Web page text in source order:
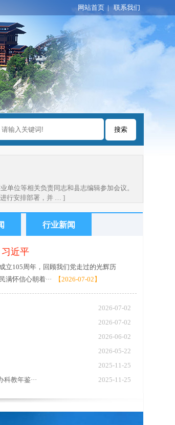
网站首页 |联系我们
单位等相关负责同志和县志编辑参加会议。
行安排部署，并 … ]
庆祝中国共产党成立
行业新闻
近平
105周年，回顾我们党走过的光辉历
怀信心朝着···
【2026-07-02】
2026-07-02
2026-07-02
2026-06-02
2026-05-22
2025-11-25
教年鉴···
2025-11-25